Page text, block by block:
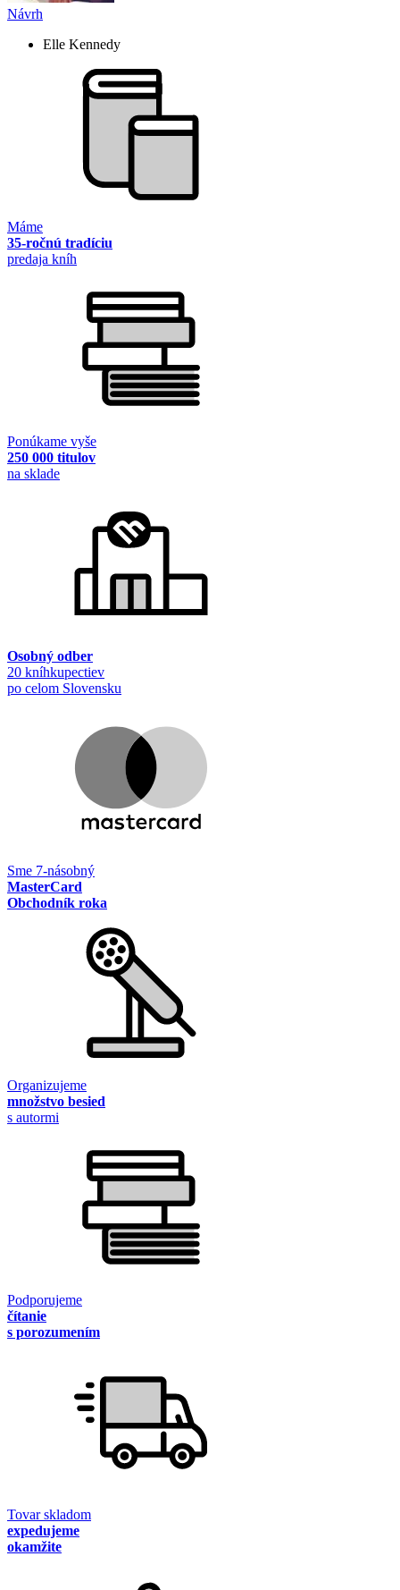
Návrh
Elle Kennedy
Máme
35-ročnú tradíciu
predaja kníh
Ponúkame vyše
250 000 titulov
na sklade
Osobný odber
20 kníhkupectiev
po celom Slovensku
Sme 7-násobný
MasterCard
Obchodník roka
Organizujeme
množstvo besied
s autormi
Podporujeme
čítanie
s porozumením
Tovar skladom
expedujeme
okamžite